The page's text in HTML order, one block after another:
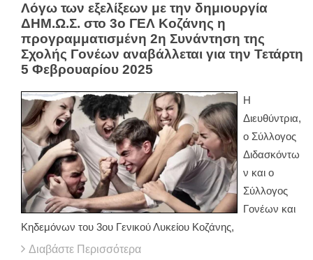
Λόγω των εξελίξεων με την δημιουργία
ΔΗΜ.Ω.Σ. στο 3ο ΓΕΛ Κοζάνης η
προγραμματισμένη 2η Συνάντηση της
Σχολής Γονέων αναβάλλεται για την Τετάρτη
5 Φεβρουαρίου 2025
Η
Διευθύντρια,
ο Σύλλογος
Διδασκόντω
ν και ο
Σύλλογος
Γονέων και
Κηδεμόνων του 3ου Γενικού Λυκείου Κοζάνης,
Διαβάστε Περισσότερα